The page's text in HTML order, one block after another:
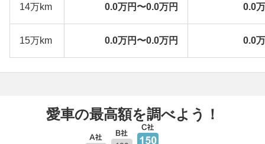
14万km 0.0万円〜0.0万円 0.0
15万km 0.0万円〜0.0万円 0.0
愛車の最高額を調べよう！